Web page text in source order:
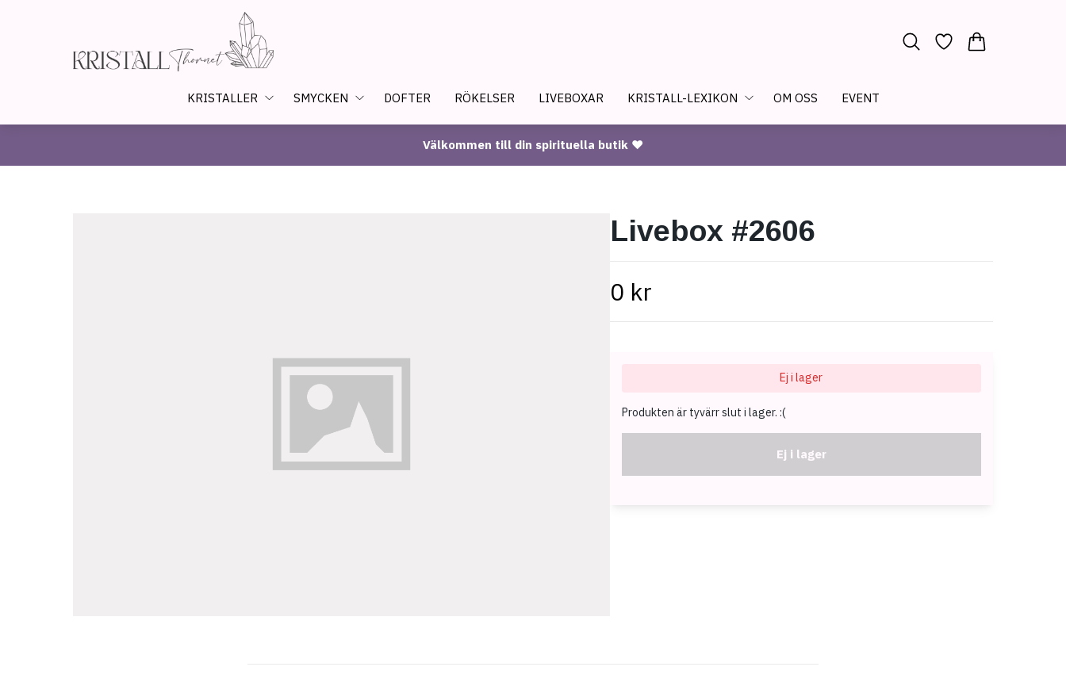
KRISTALLER SMYCKEN DOFTER RÖKELSER LIVEBOXAR KRISTALL-LEXIKON OM OSS EVENT
Välkommen till din spirituella butik ♥
Livebox #2606
0 kr
Ej i lager
Produkten är tyvärr slut i lager. :(
Ej i lager